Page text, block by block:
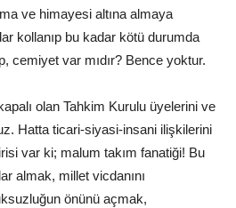
ve himayesi altına almaya
kollanıp bu kadar kötü durumda
cemiyet var mıdır? Bence yoktur.
olan Tahkim Kurulu üyelerini ve
Hatta ticari-siyasi-insani ilişkilerini
var ki; malum takım fanatiği! Bu
almak, millet vicdanını
önünü açmak,